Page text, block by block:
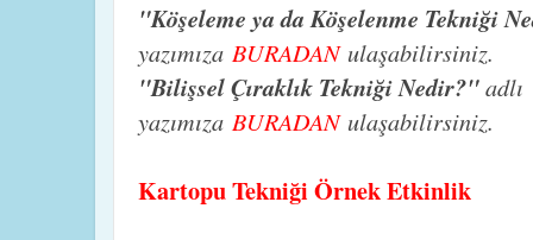
"Köşeleme ya da Köşelenme Tekniği
yazımıza BURADANulaşabilirsiniz.
"Bilişsel Çıraklık Tekniği Nedir?"adlı
yazımıza BURADANulaşabilirsiniz.
Kartopu Tekniği Örnek Etkinlik